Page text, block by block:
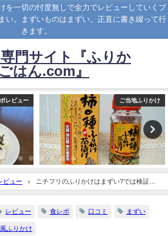
を一切の忖度無しで全力でレビューしていくブ
い。まずいものはまずい。正直に書き綴って行
きます。
門サイト『ふりか
はん.com』
レビュー ご当地ふりかけ
ビュー
ニチフリのふりかけはまずい?では検証し
」
レビュー 食レポ 口コミ まずい
ふりかけ